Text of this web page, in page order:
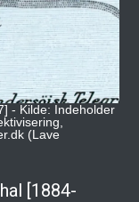
- Kilde: Indeholder
(Lave
[1884-